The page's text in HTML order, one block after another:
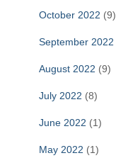
October 2022 (9)
September 2022
August 2022 (9)
July 2022 (8)
June 2022 (1)
May 2022 (1)